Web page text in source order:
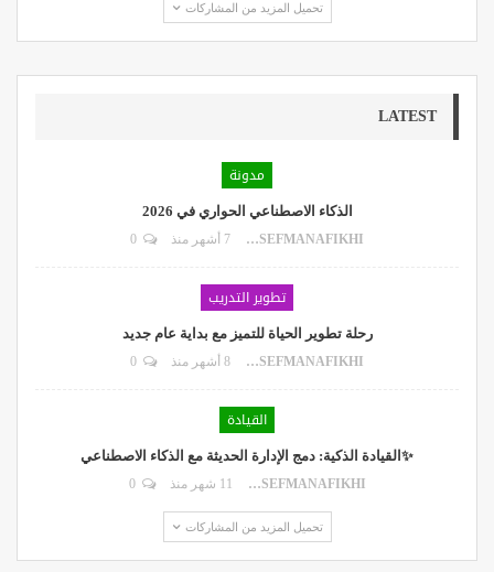
تحميل المزيد من المشاركات
LATEST
مدونة
الذكاء الاصطناعي الحواري في 2026
DR.YOUSEFMANAFIKHI 7 أشهر منذ
تطوير التدريب
رحلة تطوير الحياة للتميز مع بداية عام جديد
DR.YOUSEFMANAFIKHI 8 أشهر منذ
القيادة
✨القيادة الذكية: دمج الإدارة الحديثة مع الذكاء الاصطناعي
DR.YOUSEFMANAFIKHI 11 شهر منذ 0
تحميل المزيد من المشاركات